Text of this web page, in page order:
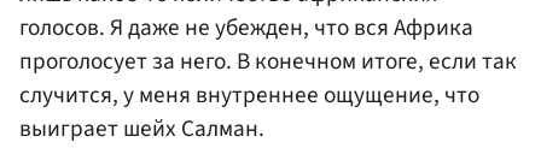
голосов. Я даже не убежден, что вся Африка
проголосует за него. В конечном итоге, если так
случится, у меня внутреннее ощущение, что
выиграет шейх Салман.